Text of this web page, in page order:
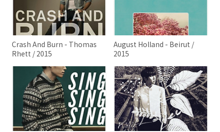
Crash And Burn - Thomas
Rhett / 2015
August Holland - Beirut /
2015